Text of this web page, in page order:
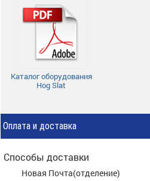
Каталог оборудования
Hog Slat
Оплата и доставка
Способы доставки
Новая Почта(отделение)